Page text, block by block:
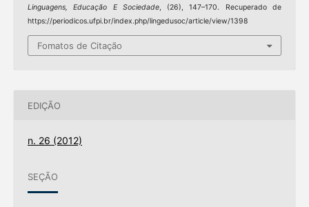
Linguagens, Educação E Sociedade, (26), 147–170. Recuperado de
https://periodicos.ufpi.br/index.php/lingedusoc/article/view/1398
Fomatos de Citação
EDIÇÃO
n. 26 (2012)
SEÇÃO